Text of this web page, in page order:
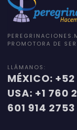
PROMOTORA DE
LLÁMANOS:
MÉXICO:
USA: +1 760
601 914 2753